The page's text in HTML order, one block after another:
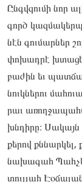
Ընգվզու­մի նոր
գործ
նէն գու­մարներ
փո­խադ­րէ
բա­ժին եւ
նուկնե­րու
րաւ
խնդի­րը։ Սա­կայն
քե­րով
նա­խագահ
տուլլահ